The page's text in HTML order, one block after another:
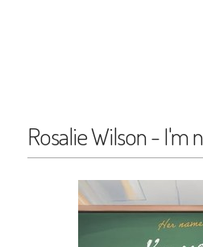
Rosalie Wilson - I'm